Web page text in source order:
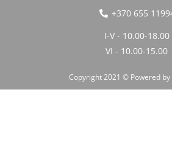
+370 655
I-V - 10.00-18.00
VI - 10.00-15.00
Copyright 2021 © Powered by